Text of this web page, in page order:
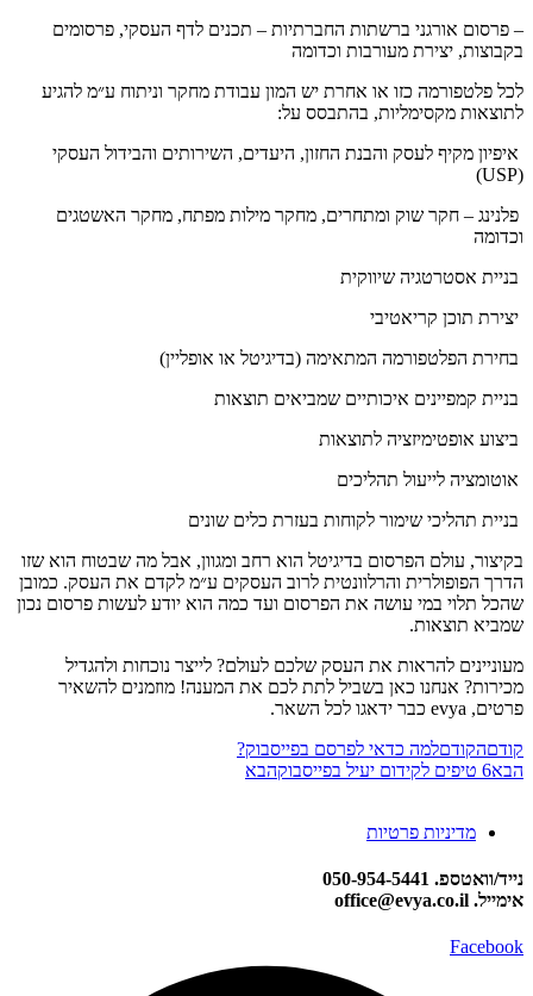
– פרסום אורגני ברשתות החברתיות – תכנים לדף העסקי, פרסומים
בקבוצות, יצירת מעורבות וכדומה
לכל פלטפורמה כזו או אחרת יש המון עבודת מחקר וניתוח ע״מ להגיע
לתוצאות מקסימליות, בהתבסס על:
איפיון מקיף לעסק והבנת החזון, היעדים, השירותים והבידול העסקי
(USP)
פלנינג – חקר שוק ומתחרים, מחקר מילות מפתח, מחקר האשטגים
וכדומה
בניית אסטרטגיה שיווקית
יצירת תוכן קריאטיבי
בחירת הפלטפורמה המתאימה (בדיגיטל או אופליין)
בניית קמפיינים איכותיים שמביאים תוצאות
ביצוע אופטימיזציה לתוצאות
אוטומציה לייעול תהליכים
בניית תהליכי שימור לקוחות בעזרת כלים שונים
בקיצור, עולם הפרסום בדיגיטל הוא רחב ומגוון, אבל מה שבטוח הוא שזו
הדרך הפופולרית והרלוונטית לרוב העסקים ע״מ לקדם את העסק. כמובן
שהכל תלוי במי עושה את הפרסום ועד כמה הוא יודע לעשות פרסום נכון
שמביא תוצאות.
מעוניינים להראות את העסק שלכם לעולם? לייצר נוכחות ולהגדיל
מכירות? אנחנו כאן בשביל לתת לכם את המענה! מוזמנים להשאיר
פרטים, evya כבר ידאגו לכל השאר.
קודםהקודםלמה כדאי לפרסם בפייסבוק?
הבא6 טיפים לקידום יעיל בפייסבוק הבא
מדיניות פרטיות
נייד/וואטספ. 050-954-5441
אימייל. office@evya.co.il
Facebook